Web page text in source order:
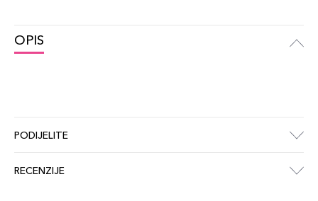
OPIS
PODIJELITE
RECENZIJE